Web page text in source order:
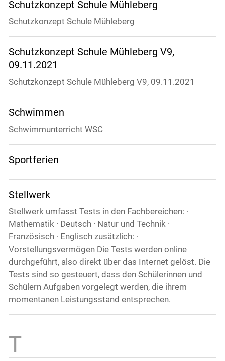
Schutzkonzept Schule Mühleberg
Schutzkonzept Schule Mühleberg
Schutzkonzept Schule Mühleberg V9,
09.11.2021
Schutzkonzept Schule Mühleberg V9, 09.11.2021
Schwimmen
Schwimmunterricht WSC
Sportferien
Stellwerk
Stellwerk umfasst Tests in den Fachbereichen: ·
Mathematik · Deutsch · Natur und Technik ·
Französisch · Englisch zusätzlich: ·
Vorstellungsvermögen Die Tests werden online
durchgeführt, also direkt über das Internet gelöst. Die
Tests sind so gesteuert, dass den Schülerinnen und
Schülern Aufgaben vorgelegt werden, die ihrem
momentanen Leistungsstand entsprechen.